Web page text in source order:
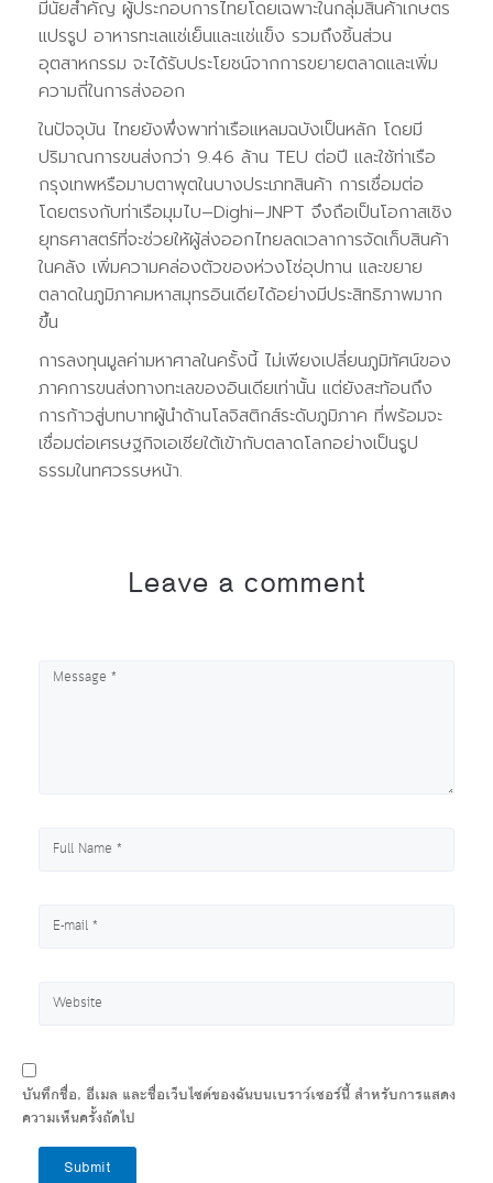
มีนัยสำคัญ ผู้ประกอบการไทยโดยเฉพาะในกลุ่มสินค้าเกษตร
แปรรูป อาหารทะเลแช่เย็นและแช่แข็ง รวมถึงชิ้นส่วน
อุตสาหกรรม จะได้รับประโยชน์จากการขยายตลาดและเพิ่ม
ความถี่ในการส่งออก
ในปัจจุบัน ไทยยังพึ่งพาท่าเรือแหลมฉบังเป็นหลัก โดยมี
ปริมาณการขนส่งกว่า 9.46 ล้าน TEU ต่อปี และใช้ท่าเรือ
กรุงเทพหรือมาบตาพุตในบางประเภทสินค้า การเชื่อมต่อ
โดยตรงกับท่าเรือมุมไบ–Dighi–JNPT จึงถือเป็นโอกาสเชิง
ยุทธศาสตร์ที่จะช่วยให้ผู้ส่งออกไทยลดเวลาการจัดเก็บสินค้า
ในคลัง เพิ่มความคล่องตัวของห่วงโซ่อุปทาน และขยาย
ตลาดในภูมิภาคมหาสมุทรอินเดียได้อย่างมีประสิทธิภาพมาก
ขึ้น
การลงทุนมูลค่ามหาศาลในครั้งนี้ ไม่เพียงเปลี่ยนภูมิทัศน์ของ
ภาคการขนส่งทางทะเลของอินเดียเท่านั้น แต่ยังสะท้อนถึง
การก้าวสู่บทบาทผู้นำด้านโลจิสติกส์ระดับภูมิภาค ที่พร้อมจะ
เชื่อมต่อเศรษฐกิจเอเชียใต้เข้ากับตลาดโลกอย่างเป็นรูป
ธรรมในทศวรรษหน้า.
Leave a comment
บันทึกชื่อ, อีเมล และชื่อเว็บไซต์ของฉันบนเบราว์เซอร์นี้ สำหรับการแสดง
ความเห็นครั้งถัดไป
Submit